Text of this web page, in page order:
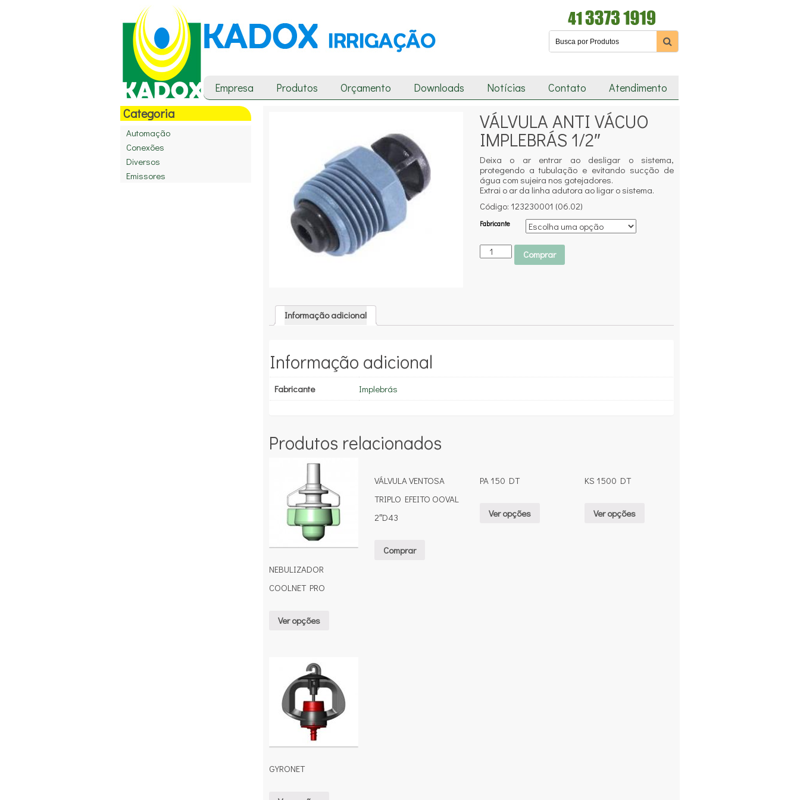
Empresa Produtos Orçamento Downloads Notícias Contato Atendimento
Categoria
Automação
Conexões
Diversos
Emissores
VÁLVULA ANTI VÁCUO
IMPLEBRÁS 1/2″
Deixa o ar entrar ao desligar o sistema,
protegendo a tubulação e evitando sucção de
água com sujeira nos gotejadores.
Extrai o ar da linha adutora ao ligar o sistema.
Código: 123230001 (06.02)
Fabricante
Comprar
Informação adicional
Informação adicional
Fabricante Implebrás
Produtos relacionados
NEBULIZADOR
COOLNET PRO
Ver opções
VÁLVULA VENTOSA
TRIPLO EFEITO OOVAL
2″D43
Comprar
PA 150 DT
Ver opções
KS 1500 DT
Ver opções
GYRONET